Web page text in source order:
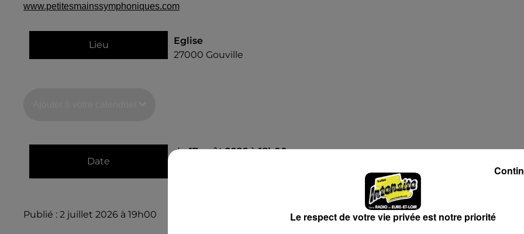
www.petitesmainssymphoniques.com
Lieu
Eglise
27000 Gouville
Date
du17 août 2026 à 18h00
Publié : 2 juillet 2026 à 19h00 Le respect de votre vie privée est notre priorité